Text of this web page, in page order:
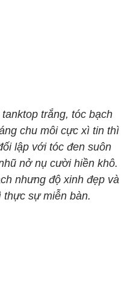
trắng, tóc bạch
chu môi cực xì tin thì
lập với tóc đen suôn
nở nụ cười hiền khô.
nhưng độ xinh đẹp và
sự miễn bàn.